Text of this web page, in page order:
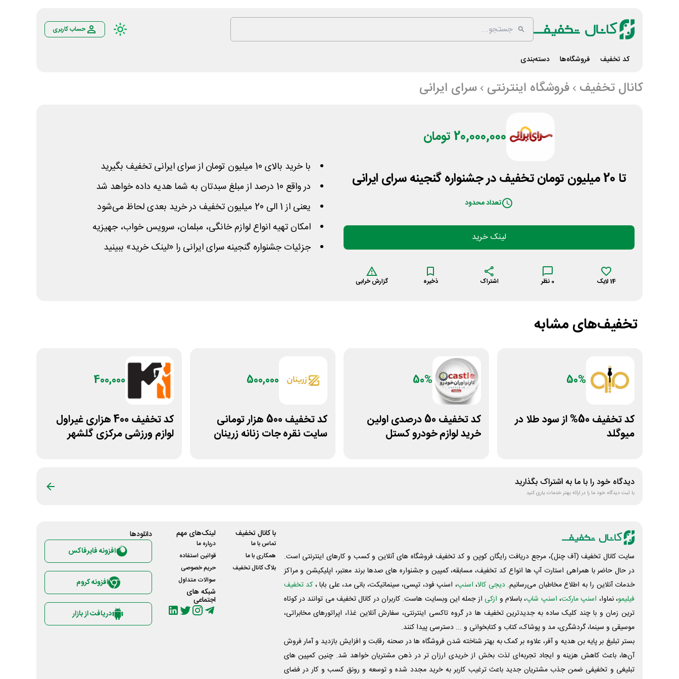
حساب کاربری
کد تخفیف فروشگاه‌ها دسته‌بندی
کانال تخفیف فروشگاه اینترنتی سرای ایرانی
20,000,000 تومان
تا 20 میلیون تومان تخفیف در جشنواره گنجینه سرای ایرانی
تعداد محدود
لینک خرید
14 لایک 0 نظر اشتراک ذخیره گزارش خرابی
با خرید بالای 10 میلیون تومان از سرای ایرانی تخفیف بگیرید
در واقع 10 درصد از مبلغ سبدتان به شما هدیه داده خواهد شد
یعنی از 1 الی 20 میلیون تخفیف در خرید بعدی لحاظ می‌شود
امکان تهیه انواع لوازم خانگی، مبلمان، سرویس خواب، جهیزیه
جزئیات جشنواره گنجینه سرای ایرانی را «لینک خرید» ببینید
تخفیف‌های مشابه
50%
کد تخفیف 50% از سود طلا در
میوگلد
50%
کد تخفیف 50 درصدی اولین
خرید لوازم خودرو کستل
500,000
کد تخفیف 500 هزار تومانی
سایت نقره جات زنانه زرینان
400,000
کد تخفیف 400 هزاری غیراول
لوازم ورزشی مرکزی گلشهر
دیدگاه خود را با ما به اشتراک بگذارید
با ثبت دیدگاه خود ما را در ارائه بهتر خدمات یاری کنید
سایت کانال تخفیف (آف چنل)، مرجع دریافت رایگان کوپن و کد تخفیف فروشگاه های آنلاین و کسب و‌ کارهای اینترنتی است.
در حال حاضر با همراهی استارت آپ ها انواع کد تخفیف، مسابقه، کمپین و جشنواره های صدها برند معتبر، اپلیکیشن و مراکز
خدمات آنلاین را به اطلاع مخاطبان می‌رسانیم. دیجی کالا، اسنپ، اسنپ فود، تپسی، سینماتیکت، بانی مد، علی‌ بابا ، کد تخفیف
فیلیمو، نماوا، اسنپ مارکت، اسنپ شاپ، باسلام و ازکی از جمله این وبسایت ‌هاست. کاربران در کانال تخفیف می توانند در کوتاه
ترین زمان و با چند کلیک ساده به جدیدترین تخفیف ها در گروه تاکسی اینترنتی، سفارش آنلاین غذا، اپراتورهای مخابراتی،
موسیقی و سینما، گردشگری، مد و پوشاک، کتاب و کتابخوانی و ... دسترسی پیدا کنند.
بستر تبلیغ بر پایه بن هدیه و آفر، علاوه بر کمک به بهتر شناخته شدن فروشگاه ها در صحنه رقابت و افزایش بازدید و آمار فروش
آن‌ها، باعث کاهش هزینه و ایجاد تجربه‌ای لذت بخش از خریدی ارزان تر در ذهن مشتریان خواهد شد. چنین کمپین های
تبلیغی و تخفیفی ضمن جذب مشتریان جدید باعث ترغیب کاربر به خرید مجدد شده و توسعه و رونق کسب و کار در فضای
با کانال تخفیف
تماس با ما
همکاری با ما
بلاگ کانال تخفیف
لینک‌های مهم
درباره ما
قوانین استفاده
حریم خصوصی
سوالات متداول
شبکه های
اجتماعی
دانلود‌ها
افزونه فایرفاکس
افزونه کروم
دریافت از بازار